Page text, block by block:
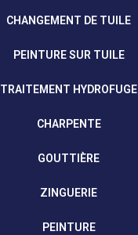
CHANGEMENT DE TUILE
PEINTURE SUR TUILE
TRAITEMENT HYDROFUGE
CHARPENTE
GOUTTIÈRE
ZINGUERIE
PEINTURE